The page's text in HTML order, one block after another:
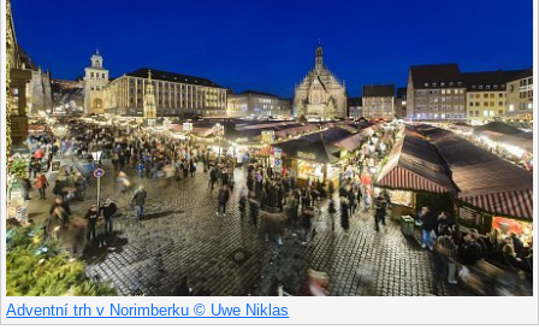
Adventní trh v Norimberku © Uwe Niklas